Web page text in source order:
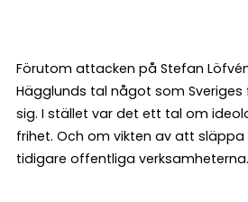
Förutom attacken på Stefan
Hägglunds tal något som
sig. I stället var det ett tal om
frihet. Och om vikten av att
tidigare offentliga verksamheterna.